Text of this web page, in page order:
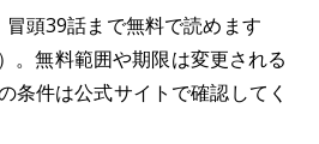
頭39話まで無料で読めます
。無料範囲や期限は変更される
条件は公式サイトで確認してく